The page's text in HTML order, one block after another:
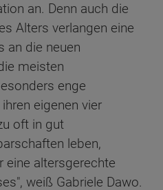
an. Denn auch die
Alters verlangen eine
an die neuen
meisten
enge
eigenen vier
oft in gut
leben,
eine altersgerechte
weiß Gabriele Dawo.